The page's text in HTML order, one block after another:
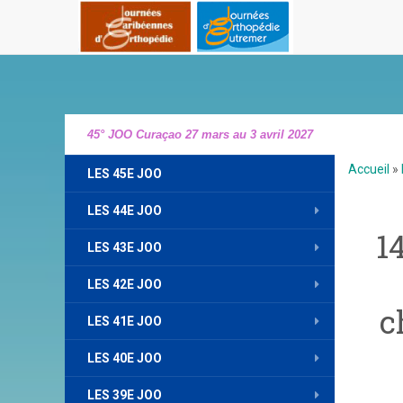
45° JOO Curaçao 27 mars au 3 avril 2027
LES 45E JOO
LES 44E JOO
LES 43E JOO
LES 42E JOO
LES 41E JOO
LES 40E JOO
LES 39E JOO
Accueil »